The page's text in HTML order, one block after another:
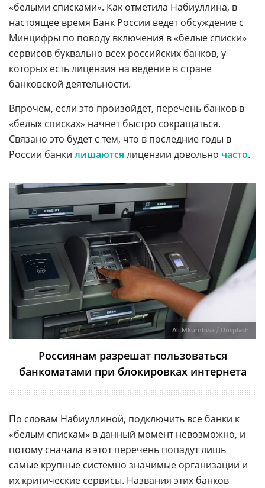
«белыми списками». Как отметила Набиуллина, в
настоящее время Банк России ведет обсуждение с
Минцифры по поводу включения в «белые списки»
сервисов буквально всех российских банков, у
которых есть лицензия на ведение в стране
банковской деятельности.
Впрочем, если это произойдет, перечень банков в
«белых списках» начнет быстро сокращаться.
Связано это будет с тем, что в последние годы в
России банки лишаются лицензии довольно часто.
Ali Mkumbwa / Unsplash
Россиянам разрешат пользоваться
банкоматами при блокировках интернета
По словам Набиуллиной, подключить все банки к
«белым спискам» в данный момент невозможно, и
потому сначала в этот перечень попадут лишь
самые крупные системно значимые организации и
их критические сервисы. Названия этих банков